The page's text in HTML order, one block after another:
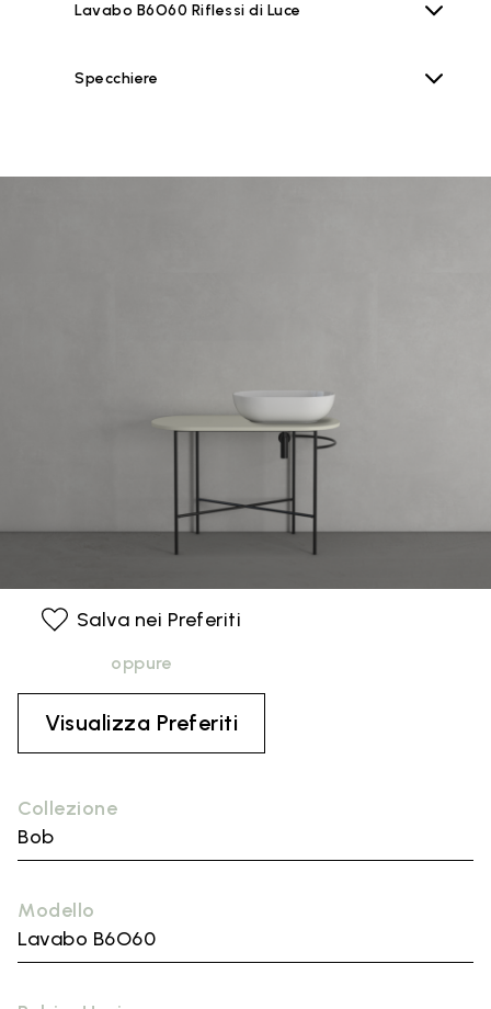
Lavabo B6O60 Riflessi di Luce
Specchiere
Collezione
Bob
Modello
Lavabo B6O60
Salva nei Preferiti
oppure
Visualizza Preferiti